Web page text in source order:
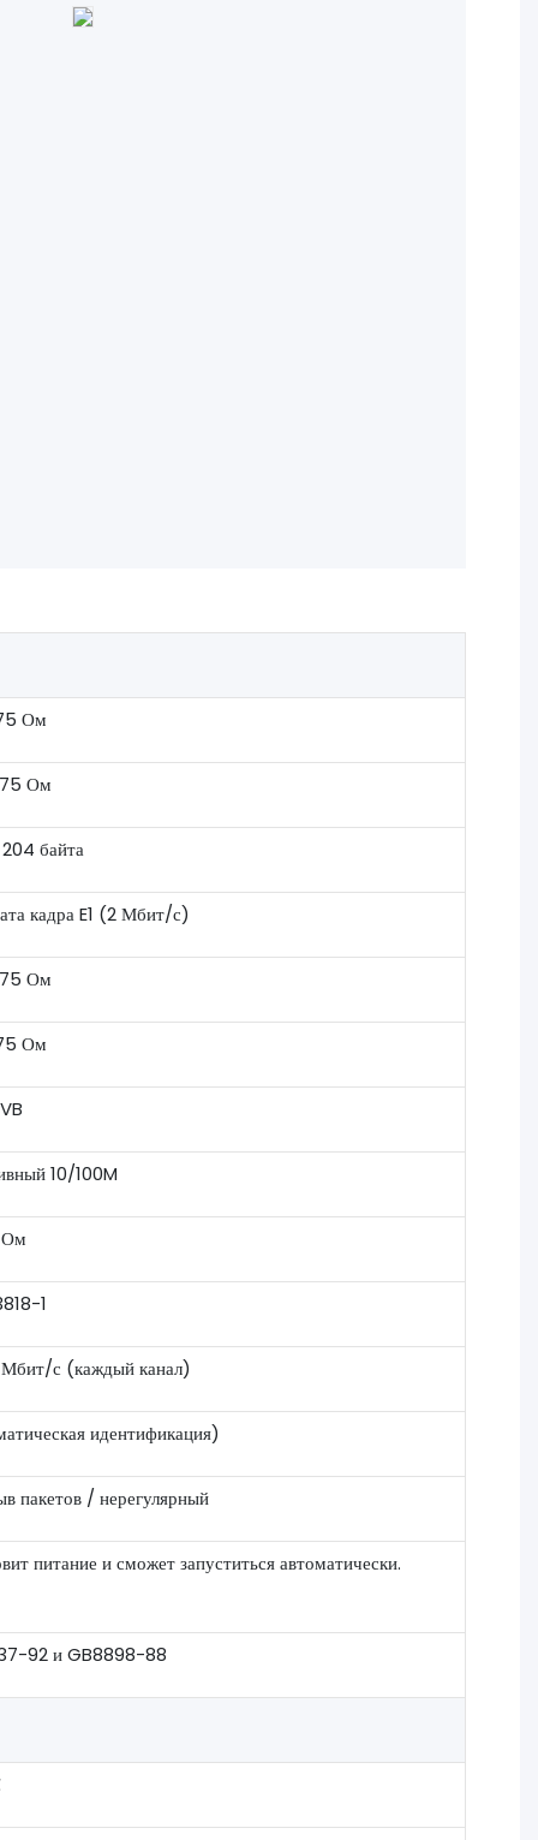
Ом
75 Ом
байта
кадра E1 (2 Мбит/с)
75 Ом
Ом
10/100M
Ом
1
Мбит/с (каждый канал)
идентификация)
пакетов / нерегулярный
питание и сможет запуститься автоматически.
92 и GB8898-88